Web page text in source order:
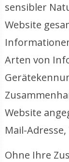
sensibler
Website
Arten von
Website
Mail-
Ohne Ihre